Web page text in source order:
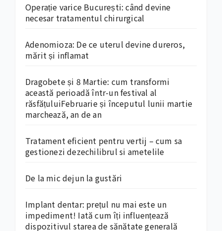
Operație varice București: când devine
necesar tratamentul chirurgical
Adenomioza: De ce uterul devine dureros,
mărit și inflamat
Dragobete și 8 Martie: cum transformi
această perioadă într-un festival al
răsfățuluiFebruarie și începutul lunii martie
marchează, an de an
Tratament eficient pentru vertij – cum sa
gestionezi dezechilibrul si ametelile
De la mic dejun la gustări
Implant dentar: prețul nu mai este un
impediment! Iată cum îți influențează
dispozitivul starea de sănătate generală